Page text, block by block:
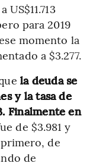
para 2019
momento la
a $3.277.
la deuda se
y la tasa de
Finalmente en
de $3.981 y
de
de